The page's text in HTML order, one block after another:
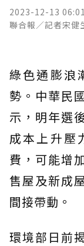
2023-12-13 06:01
聯合報／記者宋健
綠色通膨浪
勢。中華民
示，明年選
成本上升壓
費，可能增
售屋及新成
間接帶動。
環境部日前